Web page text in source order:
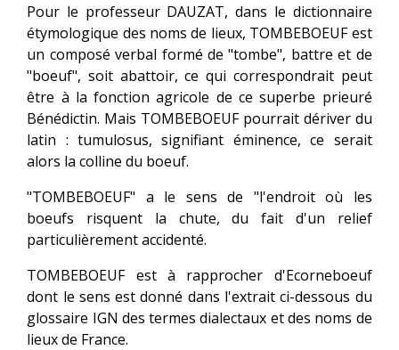
Pour le professeur DAUZAT, dans le dictionnaire
étymologique des noms de lieux, TOMBEBOEUF est
un composé verbal formé de "tombe", battre et de
"boeuf", soit abattoir, ce qui correspondrait peut
être à la fonction agricole de ce superbe prieuré
Bénédictin. Mais TOMBEBOEUF pourrait dériver du
latin : tumulosus, signifiant éminence, ce serait
alors la colline du boeuf.
"TOMBEBOEUF" a le sens de "l'endroit où les
boeufs risquent la chute, du fait d'un relief
particulièrement accidenté.
TOMBEBOEUF est à rapprocher d'Ecorneboeuf
dont le sens est donné dans l'extrait ci-dessous du
glossaire IGN des termes dialectaux et des noms de
lieux de France.